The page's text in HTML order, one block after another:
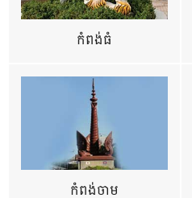
កំពង់ធំ
កំពង់ចាម